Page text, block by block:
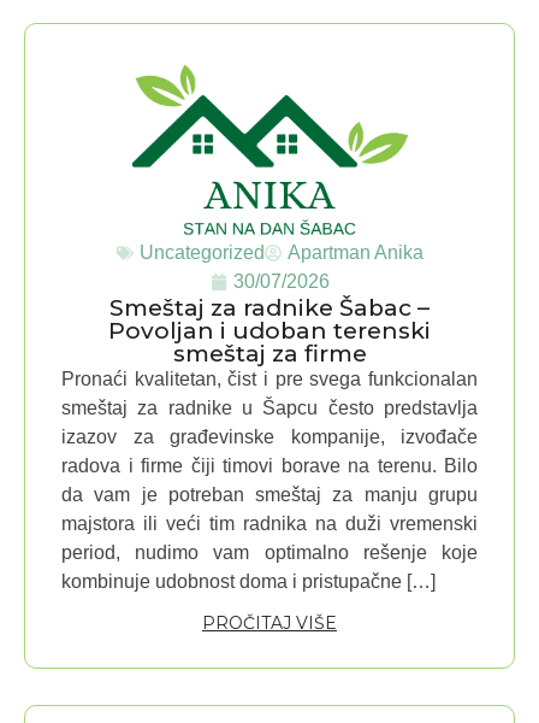
Uncategorized
Apartman Anika
30/07/2026
Smeštaj za radnike Šabac –
Povoljan i udoban terenski
smeštaj za firme
Pronaći kvalitetan, čist i pre svega funkcionalan
smeštaj za radnike u Šapcu često predstavlja
izazov za građevinske kompanije, izvođače
radova i firme čiji timovi borave na terenu. Bilo
da vam je potreban smeštaj za manju grupu
majstora ili veći tim radnika na duži vremenski
period, nudimo vam optimalno rešenje koje
kombinuje udobnost doma i pristupačne […]
PROČITAJ VIŠE